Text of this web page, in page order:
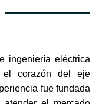
ingeniería eléctrica
el corazón del eje
fue fundada